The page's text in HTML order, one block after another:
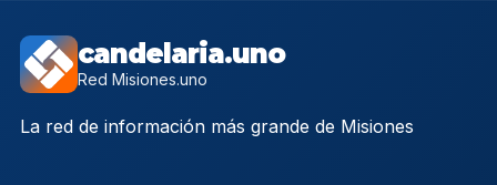
candelaria.uno
Red Misiones.uno
La red de información más grande de Misiones